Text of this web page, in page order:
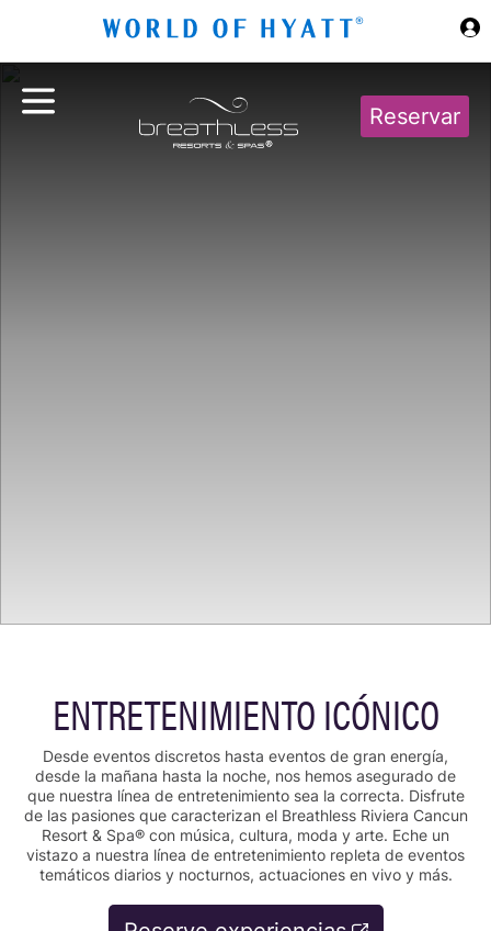
Reservar
ENTRETENIMIENTO ICÓNICO
Desde eventos discretos hasta eventos de gran energía,
desde la mañana hasta la noche, nos hemos asegurado de
que nuestra línea de entretenimiento sea la correcta. Disfrute
de las pasiones que caracterizan el Breathless Riviera Cancun
Resort & Spa® con música, cultura, moda y arte. Eche un
vistazo a nuestra línea de entretenimiento repleta de eventos
temáticos diarios y nocturnos, actuaciones en vivo y más.